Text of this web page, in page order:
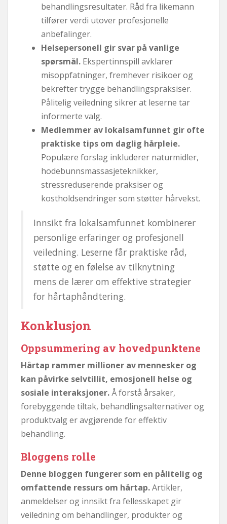
behandlingsresultater. Råd fra likemann
tilfører verdi utover profesjonelle
anbefalinger.
Helsepersonell gir svar på vanlige
spørsmål. Ekspertinnspill avklarer
misoppfatninger, fremhever risikoer og
bekrefter trygge behandlingspraksiser.
Pålitelig veiledning sikrer at leserne tar
informerte valg.
Medlemmer av lokalsamfunnet gir ofte
praktiske tips om daglig hårpleie.
Populære forslag inkluderer naturmidler,
hodebunnsmassasjeteknikker,
stressreduserende praksiser og
kostholdsendringer som støtter hårvekst.
Innsikt fra lokalsamfunnet kombinerer
personlige erfaringer og profesjonell
veiledning. Leserne får praktiske råd,
støtte og en følelse av tilknytning
mens de lærer om effektive strategier
for hårtaphåndtering.
Konklusjon
Oppsummering av hovedpunktene
Hårtap rammer millioner av mennesker og
kan påvirke selvtillit, emosjonell helse og
sosiale interaksjoner.Å forstå årsaker,
forebyggende tiltak, behandlingsalternativer og
produktvalg er avgjørende for effektiv
behandling.
Bloggens rolle
Denne bloggen fungerer som en pålitelig og
omfattende ressurs om hårtap.Artikler,
anmeldelser og innsikt fra fellesskapet gir
veiledning om behandlinger, produkter og